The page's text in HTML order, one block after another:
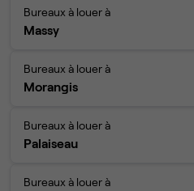
Bureaux à louer à
Massy
Bureaux à louer à
Morangis
Bureaux à louer à
Palaiseau
Bureaux à louer à